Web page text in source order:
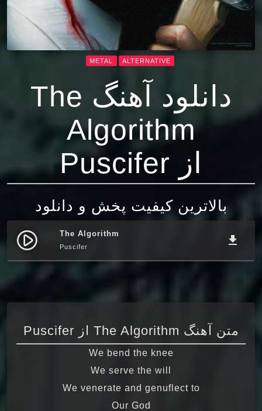
ALTERNATIVE
METAL
دانلود آهنگ The
Algorithm
از Puscifer
بالاترین کیفیت پخش و دانلود
play_circle_filled The Algorithm
Puscifer file_download
متن آهنگ The Algorithm از Puscifer
We bend the knee
We serve the will
We venerate and genuflect to
Our God